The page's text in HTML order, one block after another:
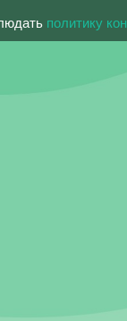
политику